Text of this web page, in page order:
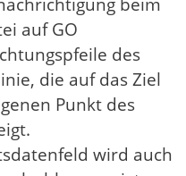
beim
auf GO
des
die auf das Ziel
Punkt des
wird auch